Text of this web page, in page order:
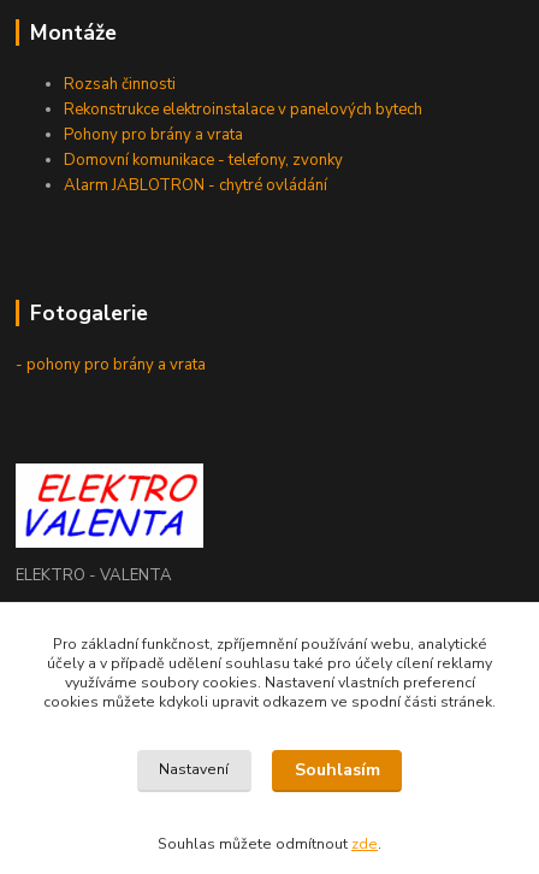
Montáže
Rozsah činnosti
Rekonstrukce elektroinstalace v panelových bytech
Pohony pro brány a vrata
Domovní komunikace - telefony, zvonky
Alarm JABLOTRON - chytré ovládání
Fotogalerie
- pohony pro brány a vrata
ELEKTRO - VALENTA
+420 774 207 980
Po - Pá: 8.00 - 16.00 hod.
Pro základní funkčnost, zpříjemnění používání webu, analytické
účely a v případě udělení souhlasu také pro účely cílení reklamy
využíváme soubory cookies. Nastavení vlastních preferencí
cookies můžete kdykoli upravit odkazem ve spodní části stránek.
Nastavení Souhlasím
Souhlas můžete odmítnout zde.